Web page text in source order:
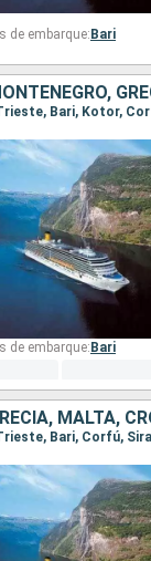
de embarque: Bari
Bari, Kotor,
de embarque: Bari
MALTA,
Bari, Corfú,